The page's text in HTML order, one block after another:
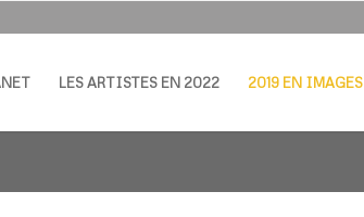
LES ARTISTES EN 2022 2019 EN IMAGES